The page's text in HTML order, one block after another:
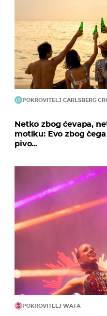
POKROVITELJ CARLSBERG
Netko zbog ćevapa,
motiku: Evo zbog
pivo...
POKROVITELJ WATA